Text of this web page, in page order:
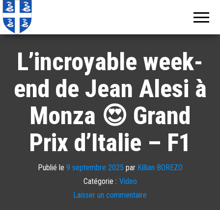
L’incroyable week-
end de Jean Alesi à
Monza 😍 Grand
Prix d’Italie – F1
Publié le 9 septembre 2025 par Killian BOREZO
Catégorie : Video
Laisser un commentaire